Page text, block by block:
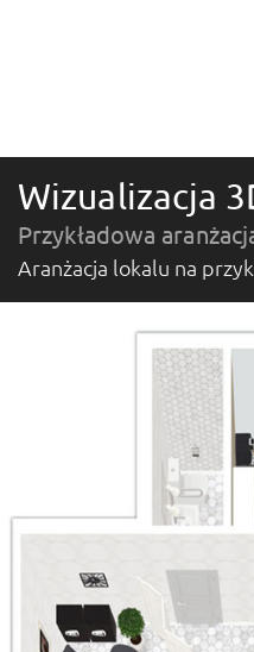
Wizualizacja
Przykładowa
Aranżacja lokalu na